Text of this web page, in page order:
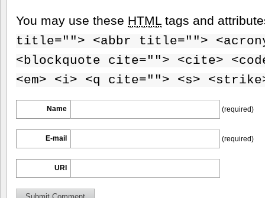
You may use these HTML tags and
title=""> <abbr title="">
<blockquote cite=""> <cite>
<em> <i> <q cite=""> <s>
Name (required)
E-mail (required)
URI